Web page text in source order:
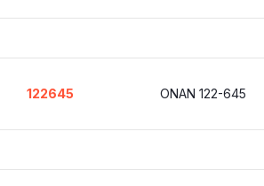
122645 ONAN 122-645